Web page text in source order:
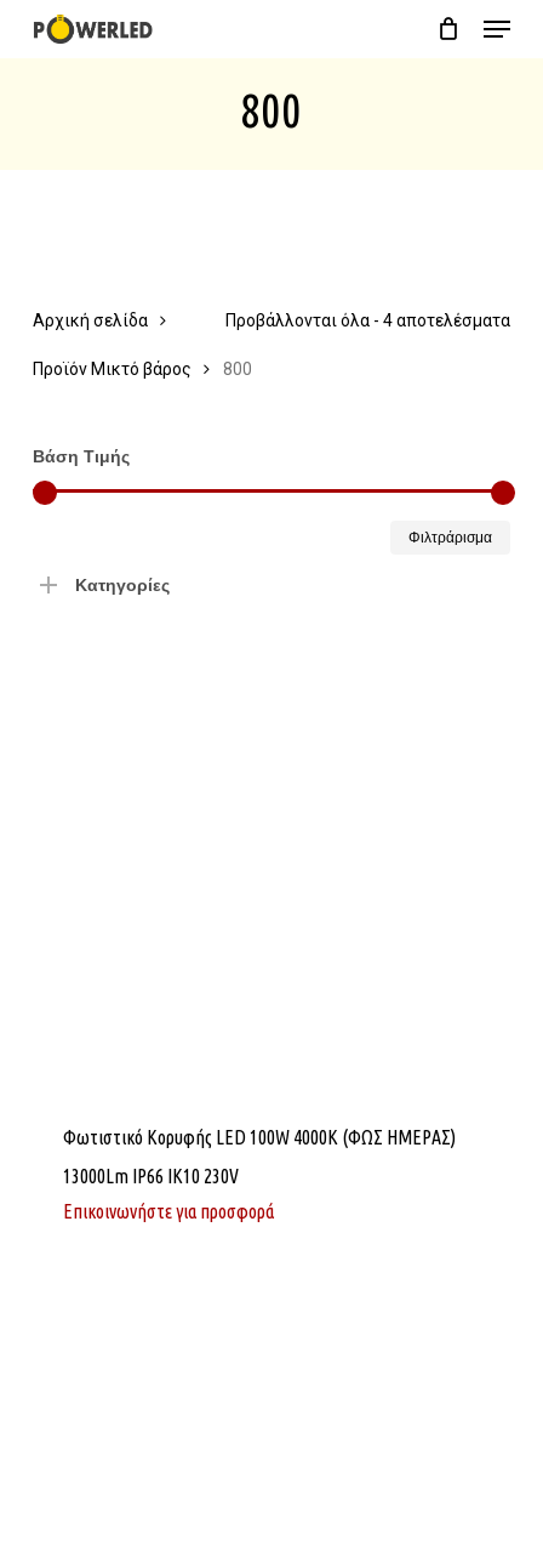
Menu
800
Προβάλλονται όλα - 4 αποτελέσματα
Αρχική σελίδα
Προϊόν Μικτό βάρος 800
Βάση Τιμής
Φιλτράρισμα
Κατηγορίες
Φωτιστικό Κορυφής LED 100W 4000K (ΦΩΣ ΗΜΕΡΑΣ)
13000Lm IP66 ΙΚ10 230V
Επικοινωνήστε για προσφορά